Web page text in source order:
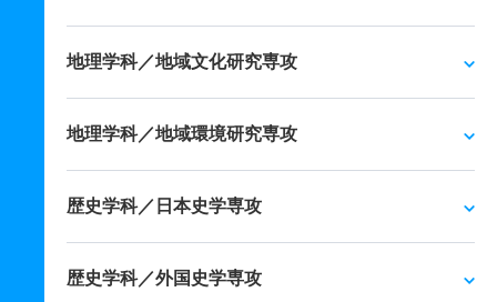
地理学科／地域文化研究専攻
地理学科／地域環境研究専攻
歴史学科／日本史学専攻
歴史学科／外国史学専攻